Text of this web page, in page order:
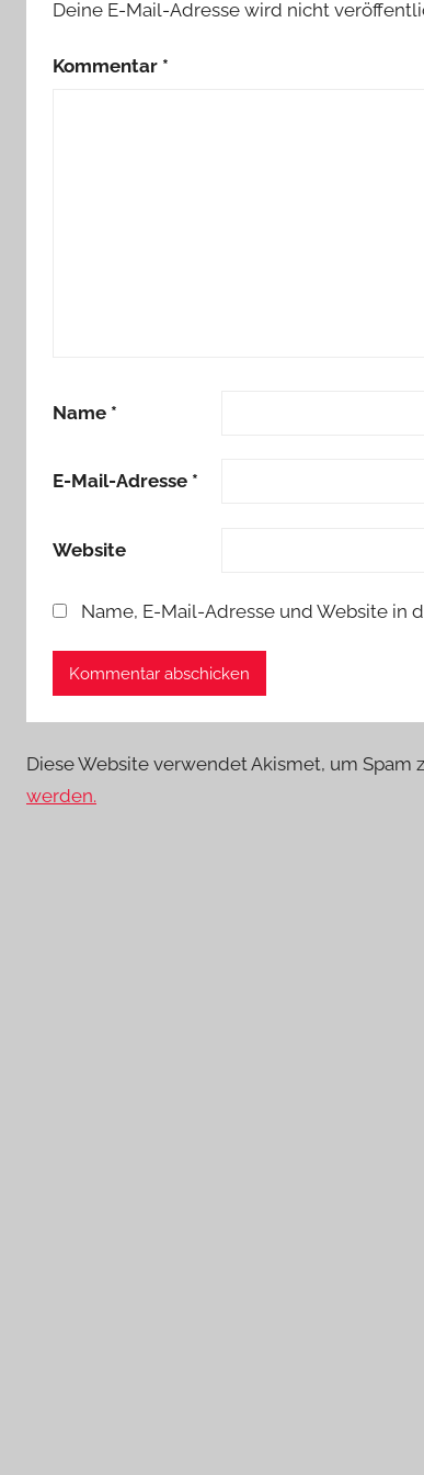
Deine E-Mail-Adresse wird nicht
Kommentar *
Name *
E-Mail-Adresse *
Website
Name, E-Mail-Adresse und Website in
Diese Website verwendet Akismet, um Spam
werden.